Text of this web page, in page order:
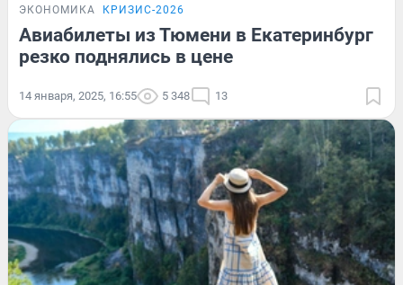
ЭКОНОМИКА КРИЗИС-2026
Авиабилеты из Тюмени в Екатеринбург
резко поднялись в цене
14 января, 2025, 16:55 5 348 13